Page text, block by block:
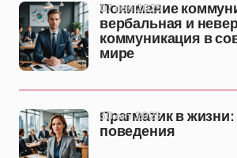
Понимание
вербальная и
коммуникация в
мире
07 ноя 2025
Прагматик в
поведения
30 окт 2025